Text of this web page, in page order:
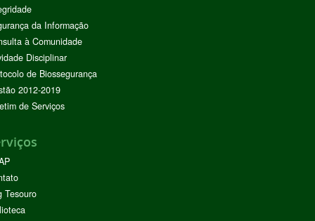
da Informação
à Comunidade
Disciplinar
de Biossegurança
2012-2019
de Serviços
Tesouro